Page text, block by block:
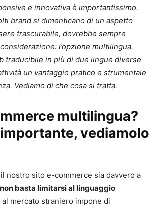
e innovativa è importantissimo.
brand si dimenticano di un aspetto
trascurabile, dovrebbe sempre
l’opzione multilingua.
traducibile in più di due lingue diverse
un vantaggio pratico e strumentale
Vediamo di che cosa si tratta.
multilingua?
vediamolo
nostro sito e-commerce sia davvero a
non basta limitarsi al linguaggio
al mercato straniero impone di